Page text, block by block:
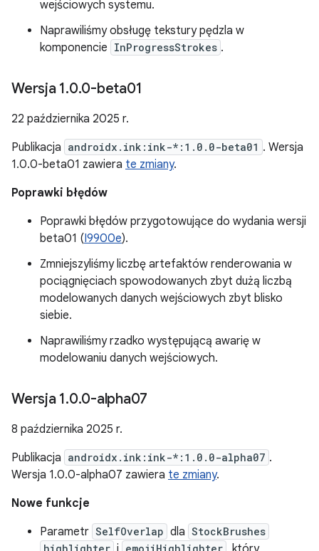
wejściowych systemu.
Naprawiliśmy obsługę tekstury pędzla w
komponencie InProgressStrokes .
Wersja 1.0.0-beta01
22 października 2025 r.
Publikacja androidx.ink:ink-*:1.0.0-beta01 . Wersja
1.0.0-beta01 zawiera te zmiany.
Poprawki błędów
Poprawki błędów przygotowujące do wydania wersji
beta01 (I9900e).
Zmniejszyliśmy liczbę artefaktów renderowania w
pociągnięciach spowodowanych zbyt dużą liczbą
modelowanych danych wejściowych zbyt blisko
siebie.
Naprawiliśmy rzadko występującą awarię w
modelowaniu danych wejściowych.
Wersja 1.0.0-alpha07
8 października 2025 r.
Publikacja androidx.ink:ink-*:1.0.0-alpha07 .
Wersja 1.0.0-alpha07 zawiera te zmiany.
Nowe funkcje
Parametr SelfOverlap dla StockBrushes